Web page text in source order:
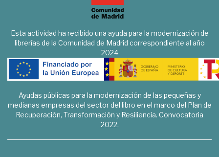
Esta actividad ha recibido una ayuda para la modernización de
librerías de la Comunidad de Madrid correspondiente al año
2024
Ayudas públicas para la modernización de las pequeñas y
medianas empresas del sector del libro en el marco del Plan de
Recuperación, Transformación y Resiliencia. Convocatoria
2022.